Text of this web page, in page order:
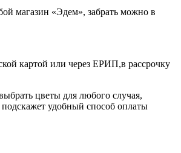
магазин «Эдем», забрать можно в
картой или через ЕРИП,в рассрочку
цветы для любого случая,
удобный способ оплаты